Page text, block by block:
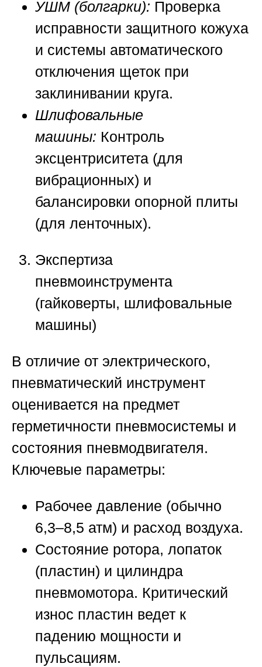
УШМ (болгарки): Проверка
исправности защитного кожуха
и системы автоматического
отключения щеток при
заклинивании круга.
Шлифовальные
машины: Контроль
эксцентриситета (для
вибрационных) и
балансировки опорной плиты
(для ленточных).
Экспертиза
пневмоинструмента
(гайковерты, шлифовальные
машины)
В отличие от электрического,
пневматический инструмент
оценивается на предмет
герметичности пневмосистемы и
состояния пневмодвигателя.
Ключевые параметры:
Рабочее давление (обычно
6,3–8,5 атм) и расход воздуха.
Состояние ротора, лопаток
(пластин) и цилиндра
пневмомотора. Критический
износ пластин ведет к
падению мощности и
пульсациям.